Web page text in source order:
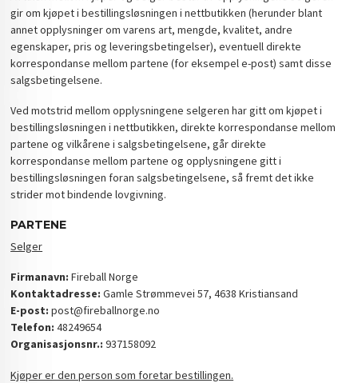
gir om kjøpet i bestillingsløsningen i nettbutikken (herunder blant
annet opplysninger om varens art, mengde, kvalitet, andre
egenskaper, pris og leveringsbetingelser), eventuell direkte
korrespondanse mellom partene (for eksempel e-post) samt disse
salgsbetingelsene.
Ved motstrid mellom opplysningene selgeren har gitt om kjøpet i
bestillingsløsningen i nettbutikken, direkte korrespondanse mellom
partene og vilkårene i salgsbetingelsene, går direkte
korrespondanse mellom partene og opplysningene gitt i
bestillingsløsningen foran salgsbetingelsene, så fremt det ikke
strider mot bindende lovgivning.
PARTENE
Selger
Firmanavn: Fireball Norge
Kontaktadresse: Gamle Strømmevei 57, 4638 Kristiansand
E-post: post@fireballnorge.no
Telefon: 48249654
Organisasjonsnr.: 937158092
Kjøper er den person som foretar bestillingen.